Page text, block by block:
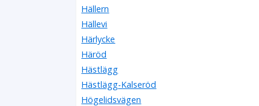
Hällern
Hällevi
Härlycke
Häröd
Hästlägg
Hästlägg-Kalseröd
Högelidsvägen